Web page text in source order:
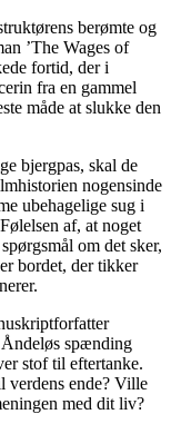
berømte og
’The Wages of
fortid, der i
fra en gammel
måde at slukke den
bjergpas, skal de
nogensinde
ubehagelige sug i
af, at noget
om det sker,
bordet, der tikker
Åndeløs spænding
stof til eftertanke.
verdens ende? Ville
med dit liv?